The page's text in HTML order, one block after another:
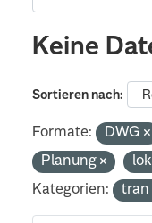
Keine
Sortieren nach
Formate: DWG
Planung
Kategorien: